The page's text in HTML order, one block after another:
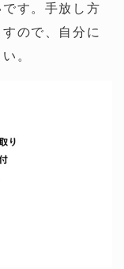
す。手放し方
ので、自分に
。